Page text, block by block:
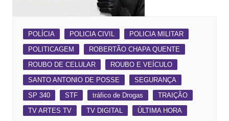
POLÍCIA POLICIA CIVIL
POLICIA MILITAR
POLITICAGEM
ROBERTÃO CHAPA QUENTE
ROUBO DE CELULAR
ROUBO E VEÍCULO
SANTO ANTONIO DE POSSE
SEGURANÇA
SP 340
STF tráfico de Drogas
TRAIÇÃO
TV ARTES TV
TV DIGITAL ÚLTIMA HORA